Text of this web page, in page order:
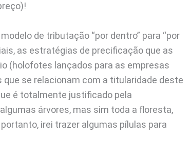
de tributação “por dentro” para “por
as estratégias de precificação que as
(holofotes lançados para as empresas
se relacionam com a titularidade deste
é totalmente justificado pela
árvores, mas sim toda a floresta,
irei trazer algumas pílulas para